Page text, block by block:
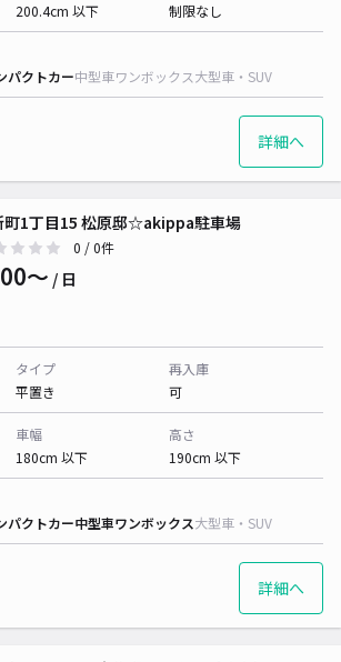
200.4cm 以下
制限なし
パクトカー中型車ワンボックス大型車・SUV
詳細へ
町1丁目15 松原邸☆akippa駐車場
0 / 0件
〜 / 日
タイプ
平置き
再入庫
可
車幅
180cm 以下
高さ
190cm 以下
パクトカー中型車ワンボックス大型車・SUV
詳細へ